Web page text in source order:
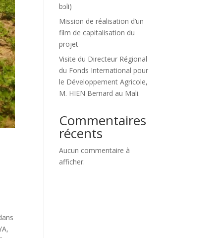
bɔli)
Mission de réalisation d’un
film de capitalisation du
projet
Visite du Directeur Régional
du Fonds International pour
le Développement Agricole,
M. HIEN Bernard au Mali.
Commentaires
récents
Aucun commentaire à
afficher.